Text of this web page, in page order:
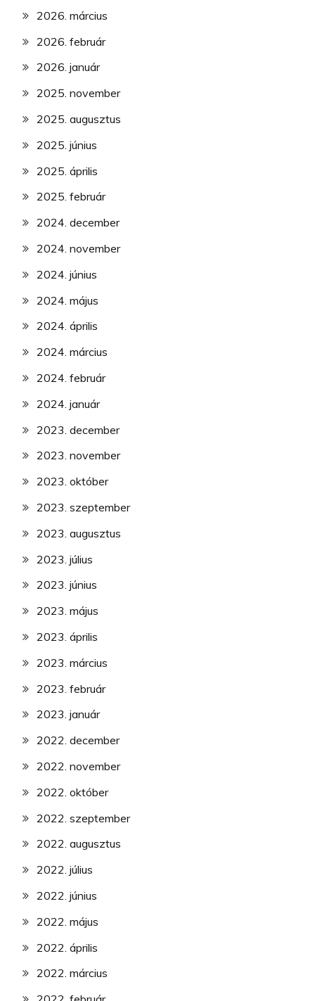
2026. március
2026. február
2026. január
2025. november
2025. augusztus
2025. június
2025. április
2025. február
2024. december
2024. november
2024. június
2024. május
2024. április
2024. március
2024. február
2024. január
2023. december
2023. november
2023. október
2023. szeptember
2023. augusztus
2023. július
2023. június
2023. május
2023. április
2023. március
2023. február
2023. január
2022. december
2022. november
2022. október
2022. szeptember
2022. augusztus
2022. július
2022. június
2022. május
2022. április
2022. március